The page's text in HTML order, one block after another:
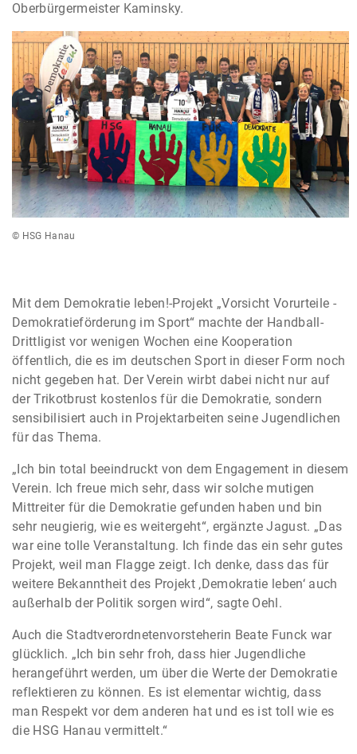
Oberbürgermeister Kaminsky.
© HSG Hanau
Mit dem Demokratie leben!-Projekt „Vorsicht Vorurteile -
Demokratieförderung im Sport“ machte der Handball-
Drittligist vor wenigen Wochen eine Kooperation
öffentlich, die es im deutschen Sport in dieser Form noch
nicht gegeben hat. Der Verein wirbt dabei nicht nur auf
der Trikotbrust kostenlos für die Demokratie, sondern
sensibilisiert auch in Projektarbeiten seine Jugendlichen
für das Thema.
„Ich bin total beeindruckt von dem Engagement in diesem
Verein. Ich freue mich sehr, dass wir solche mutigen
Mittreiter für die Demokratie gefunden haben und bin
sehr neugierig, wie es weitergeht“, ergänzte Jagust. „Das
war eine tolle Veranstaltung. Ich finde das ein sehr gutes
Projekt, weil man Flagge zeigt. Ich denke, dass das für
weitere Bekanntheit des Projekt ‚Demokratie leben‘ auch
außerhalb der Politik sorgen wird“, sagte Oehl.
Auch die Stadtverordnetenvorsteherin Beate Funck war
glücklich. „Ich bin sehr froh, dass hier Jugendliche
herangeführt werden, um über die Werte der Demokratie
reflektieren zu können. Es ist elementar wichtig, dass
man Respekt vor dem anderen hat und es ist toll wie es
die HSG Hanau vermittelt.“